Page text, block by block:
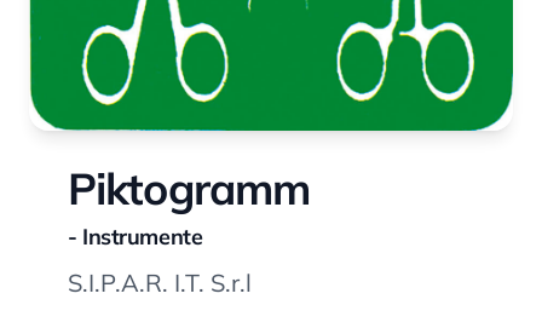
Piktogramm
- Instrumente
S.I.P.A.R. I.T. S.r.l